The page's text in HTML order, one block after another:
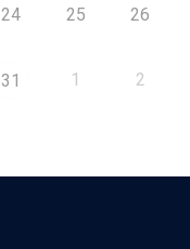
24 25 26
31 1 2